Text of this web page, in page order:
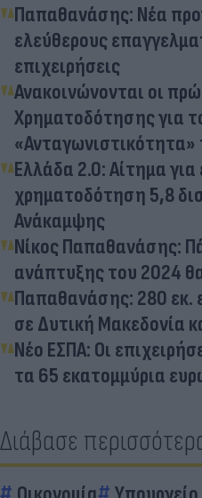
Παπαθανάσης: Νέα
ελεύθερους
επιχειρήσεις
Ανακοινώνονται οι
Χρηματοδότησης για
«Ανταγωνιστικότητα»
Ελλάδα 2.0: Αίτημα
χρηματοδότηση 5,8
Ανάκαμψης
Νίκος Παπαθανάσης:
ανάπτυξης του 2024
Παπαθανάσης: 280 εκ.
σε Δυτική Μακεδονία
Νέο ΕΣΠΑ: Οι
τα 65 εκατομμύρια
Διάβασε